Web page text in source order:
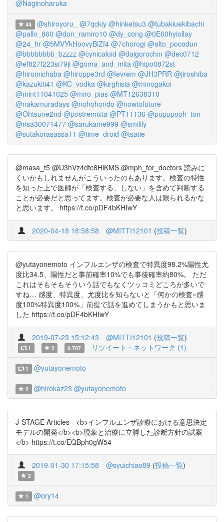
@Naginoharuka
44 @shiroyoru_ @7qckiy @hinketsu3 @tubakiuekibachi
@pallo_860 @don_ramiro10 @dy_cong @0E60hyiollay
@24_hr @5MVYkHoovyBiZf4 @7chorogi @alto_pocodun
@bbbbbbbb_bzzzz @cynicaloid @daigorochin @dec0712
@ef827f223si79ji @goma_and_mita @hipo0872st
@hiromichaba @hiroppe3rd @Ievrem @JH3PRR @jiroshiba
@kazukiti41 @KC_vodka @kirghisia @minogakoi
@mint11041025 @miro_pias @MT12638310
@nakamuradays @nohohondo @nowtofuture
@Ohtsune2nd @postremixta @PT11136 @pupupooh_ton
@risa30071477 @sarukame999 @smilily_
@sutakorasassa11 @time_droid @tsatie
@masa_t5 @U3hVz4dtc8HiKMS @mph_for_doctors 読みに
くいかもしれませんがこういったのもあります。検査の特性
を知った上で医師が「検査する、しない」を含めて判断する
ことが必要だと思ってます。検査が必要な人は限られるかな
と思います。 https://t.co/pDF4bKHIwY
2020-04-18 18:58:58 @MITTI12101 (投稿一覧)
@yutayonemoto インフルエンザの検査で特異度98.2%陽性尤
度比34.5、陽性だと事前確率10%でも事後確率約80%。 ただ
これはそもそもそういう話でもなくツッコミどころが多いで
すね… 感度、特異度、尤度比を知らないと「何かの検査=感
度100%特異度100%」前提で話を進めてしまうかもと思いま
した https://t.co/pDF4bKHIwY
2019-07-23 15:12:43 @MITTI12101 (投稿一覧)
1 2 0.707 リツイート・ネットワーク (1)
1 @yutayonemoto
2 @hirokaz23 @yutayonemoto
J-STAGE Articles - <b>インフルエンザ診療における意思決定
モデルの開発</b><b>現象と治療に立脚した診断方針の試案
</b> https://t.co/EQBph0gW54
2019-01-30 17:15:58 @syuichiao89 (投稿一覧)
2
1 @ory14